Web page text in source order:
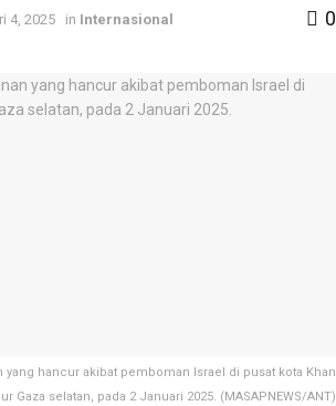
4, 2025 in Internasional 0
hancur akibat pemboman Israel di pusat kota Khan
Gaza selatan, pada 2 Januari 2025. (MASAPNEWS/ANT)